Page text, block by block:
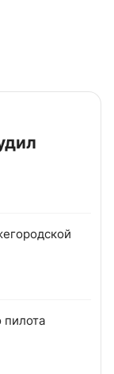
пилота